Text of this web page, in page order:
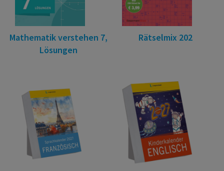
Mathematik verstehen 7,
Lösungen
Rätselmix 202